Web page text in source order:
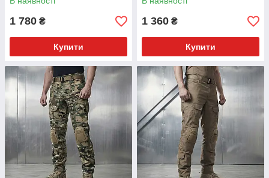
1 780 ₴
Купити
1 360 ₴
Купити